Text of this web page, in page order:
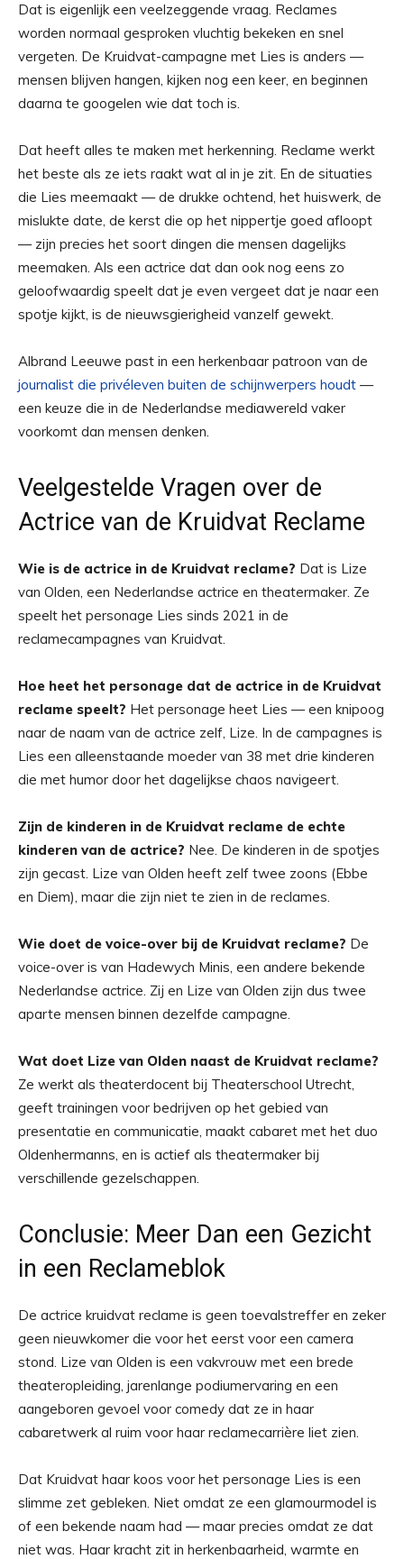
Dat is eigenlijk een veelzeggende vraag. Reclames
worden normaal gesproken vluchtig bekeken en snel
vergeten. De Kruidvat-campagne met Lies is anders —
mensen blijven hangen, kijken nog een keer, en beginnen
daarna te googelen wie dat toch is.
Dat heeft alles te maken met herkenning. Reclame werkt
het beste als ze iets raakt wat al in je zit. En de situaties
die Lies meemaakt — de drukke ochtend, het huiswerk, de
mislukte date, de kerst die op het nippertje goed afloopt
— zijn precies het soort dingen die mensen dagelijks
meemaken. Als een actrice dat dan ook nog eens zo
geloofwaardig speelt dat je even vergeet dat je naar een
spotje kijkt, is de nieuwsgierigheid vanzelf gewekt.
Albrand Leeuwe past in een herkenbaar patroon van de
journalist die privéleven buiten de schijnwerpers houdt —
een keuze die in de Nederlandse mediawereld vaker
voorkomt dan mensen denken.
Veelgestelde Vragen over de
Actrice van de Kruidvat Reclame
Wie is de actrice in de Kruidvat reclame? Dat is Lize
van Olden, een Nederlandse actrice en theatermaker. Ze
speelt het personage Lies sinds 2021 in de
reclamecampagnes van Kruidvat.
Hoe heet het personage dat de actrice in de Kruidvat
reclame speelt? Het personage heet Lies — een knipoog
naar de naam van de actrice zelf, Lize. In de campagnes is
Lies een alleenstaande moeder van 38 met drie kinderen
die met humor door het dagelijkse chaos navigeert.
Zijn de kinderen in de Kruidvat reclame de echte
kinderen van de actrice? Nee. De kinderen in de spotjes
zijn gecast. Lize van Olden heeft zelf twee zoons (Ebbe
en Diem), maar die zijn niet te zien in de reclames.
Wie doet de voice-over bij de Kruidvat reclame? De
voice-over is van Hadewych Minis, een andere bekende
Nederlandse actrice. Zij en Lize van Olden zijn dus twee
aparte mensen binnen dezelfde campagne.
Wat doet Lize van Olden naast de Kruidvat reclame?
Ze werkt als theaterdocent bij Theaterschool Utrecht,
geeft trainingen voor bedrijven op het gebied van
presentatie en communicatie, maakt cabaret met het duo
Oldenhermanns, en is actief als theatermaker bij
verschillende gezelschappen.
Conclusie: Meer Dan een Gezicht
in een Reclameblok
De actrice kruidvat reclame is geen toevalstreffer en zeker
geen nieuwkomer die voor het eerst voor een camera
stond. Lize van Olden is een vakvrouw met een brede
theateropleiding, jarenlange podiumervaring en een
aangeboren gevoel voor comedy dat ze in haar
cabaretwerk al ruim voor haar reclamecarrière liet zien.
Dat Kruidvat haar koos voor het personage Lies is een
slimme zet gebleken. Niet omdat ze een glamourmodel is
of een bekende naam had — maar precies omdat ze dat
niet was. Haar kracht zit in herkenbaarheid, warmte en